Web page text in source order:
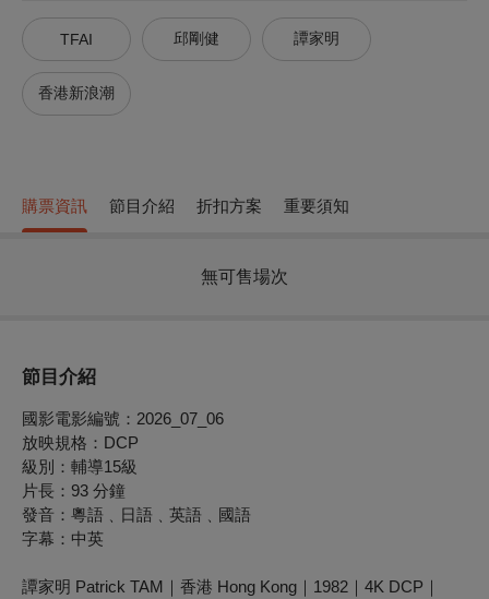
TFAI 邱剛健 譚家明
香港新浪潮
購票資訊 節目介紹 折扣方案 重要須知
無可售場次
節目介紹
國影電影編號：2026_07_06
放映規格：DCP
級別：輔導15級
片長：93 分鐘
發音：粵語﹑日語﹑英語﹑國語
字幕：中英
譚家明 Patrick TAM｜香港 Hong Kong｜1982｜4K DCP｜